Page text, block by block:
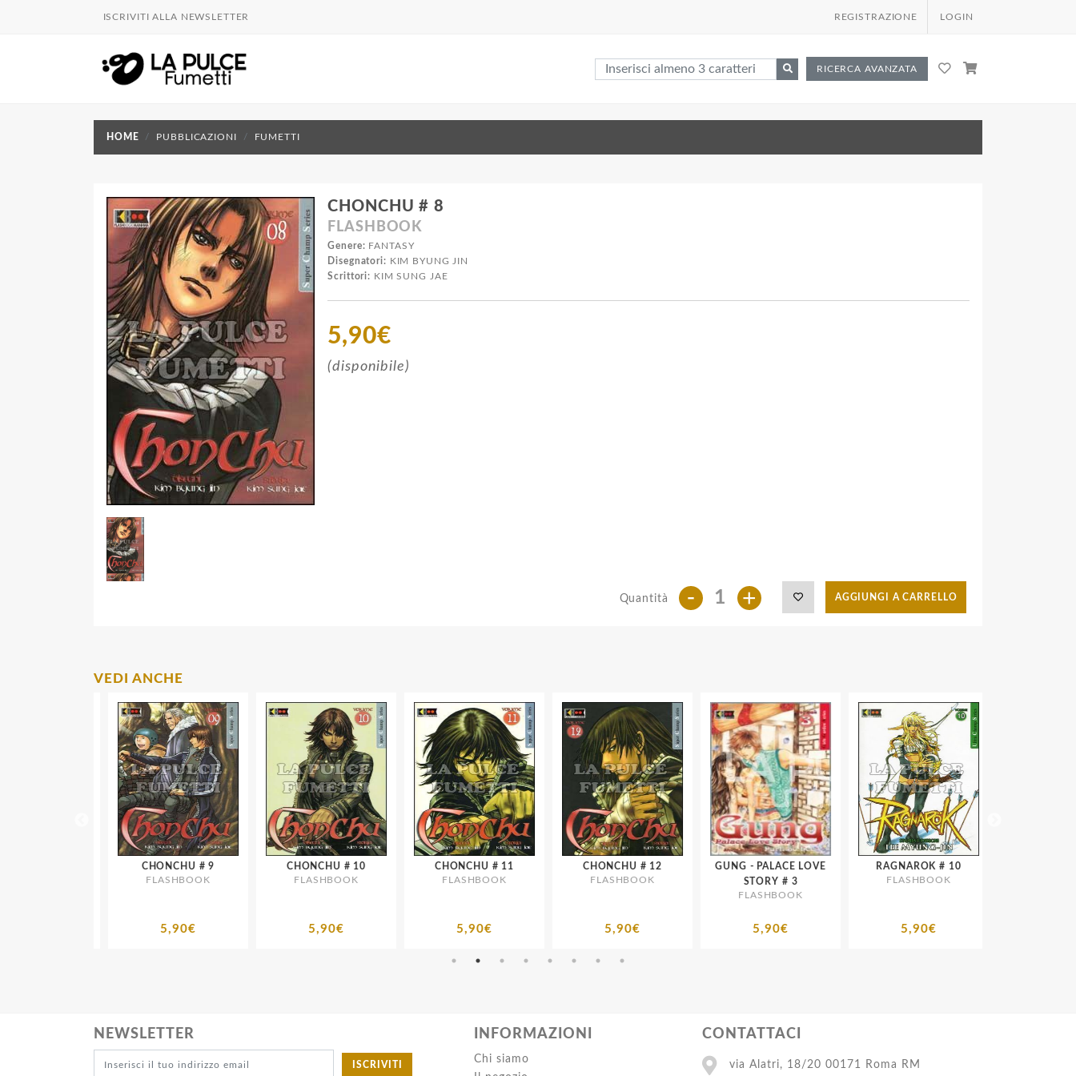
ISCRIVITI ALLA NEWSLETTER REGISTRAZIONE LOGIN
RICERCA AVANZATA
HOME PUBBLICAZIONI FUMETTI
CHONCHU # 8
FLASHBOOK
Genere: FANTASY
Disegnatori: KIM BYUNG JIN
Scrittori: KIM SUNG JAE
5,90€
(disponibile)
Quantità - + AGGIUNGI A CARRELLO
VEDI ANCHE
CHONCHU # 9
FLASHBOOK
5,90€
CHONCHU # 10
FLASHBOOK
5,90€
CHONCHU # 11
FLASHBOOK
5,90€
CHONCHU # 12
FLASHBOOK
5,90€
GUNG - PALACE LOVE
STORY # 3
FLASHBOOK
5,90€
RAGNAROK # 10
FLASHBOOK
5,90€
NEWSLETTER
ISCRIVITI
INFORMAZIONI
Chi siamo
CONTATTACI
via Alatri, 18/20 00171 Roma RM